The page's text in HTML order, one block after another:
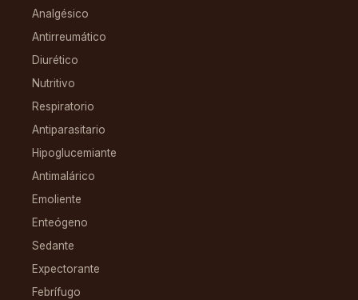
Analgésico
Antirreumático
Diurético
Nutritivo
Respiratorio
Antiparasitario
Hipoglucemiante
Antimalárico
Emoliente
Enteógeno
Sedante
Expectorante
Febrífugo